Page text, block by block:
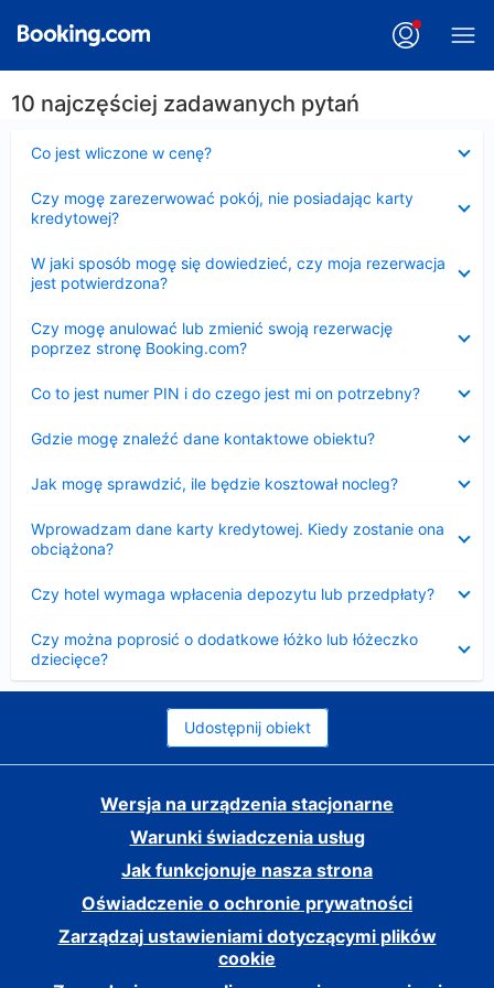
10 najczęściej zadawanych pytań
Co jest wliczone w cenę?
Czy mogę zarezerwować pokój, nie posiadając karty
kredytowej?
W jaki sposób mogę się dowiedzieć, czy moja rezerwacja
jest potwierdzona?
Czy mogę anulować lub zmienić swoją rezerwację
poprzez stronę Booking.com?
Co to jest numer PIN i do czego jest mi on potrzebny?
Gdzie mogę znaleźć dane kontaktowe obiektu?
Jak mogę sprawdzić, ile będzie kosztował nocleg?
Wprowadzam dane karty kredytowej. Kiedy zostanie ona
obciążona?
Czy hotel wymaga wpłacenia depozytu lub przedpłaty?
Czy można poprosić o dodatkowe łóżko lub łóżeczko
dziecięce?
Udostępnij obiekt
Wersja na urządzenia stacjonarne
Warunki świadczenia usług
Jak funkcjonuje nasza strona
Oświadczenie o ochronie prywatności
Zarządzaj ustawieniami dotyczącymi plików
cookie